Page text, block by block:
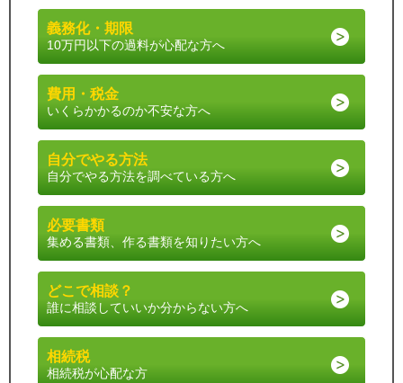
義務化・期限
10万円以下の過料が心配な方へ
費用・税金
いくらかかるのか不安な方へ
自分でやる方法
自分でやる方法を調べている方へ
必要書類
集める書類、作る書類を知りたい方へ
どこで相談？
誰に相談していいか分からない方へ
相続税
相続税が心配な方